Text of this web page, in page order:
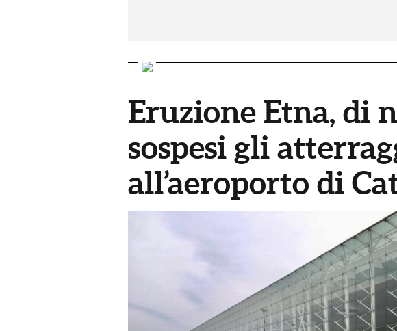
Eruzione Etna, di
sospesi gli
all’aeroporto di